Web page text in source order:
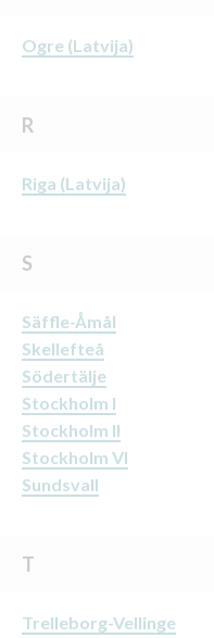
Ogre (Latvija)
R
Riga (Latvija)
S
Säffle-Åmål
Skellefteå
Södertälje
Stockholm I
Stockholm II
Stockholm VI
Sundsvall
T
Trelleborg-Vellinge